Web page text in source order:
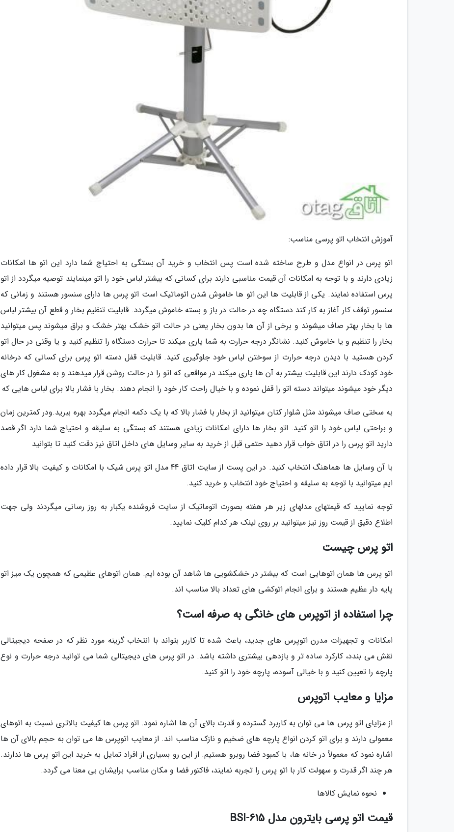
آموزش انتخاب اتو پرسی مناسب:
اتو پرس در انواع مدل و طرح ساخته شده است پس انتخاب و خرید آن بستگی به احتیاج شما دارد این اتو ها امکانات
زیادی دارند و با توجه به امکانات آن قیمت مناسبی دارند برای کسانی که بیشتر لباس خود را اتو مینمایند توصیه میگردد از اتو
پرس استفاده نمایند. یکی از قابلیت ها این اتو ها خاموش شدن اتوماتیک است اتو پرس ها دارای سنسور هستند و زمانی که
سنسور توقف کار آغاز به کار کند دستگاه چه در حالت در باز و بسته خاموش میگردد. قابلیت تنظیم بخار و قطع آن بیشتر لباس
ها با بخار بهتر صاف میشوند و برخی از آن ها بدون بخار یعنی در حالت اتو خشک بهتر خشک و براق میشوند پس میتوانید
بخار را تنظیم و یا خاموش کنید. نشانگر درجه حرارت به شما یاری میکند تا حرارت دستگاه را تنظیم کنید و یا وقتی در حال اتو
کردن هستید با دیدن درجه حرارت از سوختن لباس خود جلوگیری کنید. قابلیت قفل دسته اتو پرس برای کسانی که درخانه
خود کودک دارند این قابلیت بیشتر به آن ها یاری میکند در مواقعی که اتو را در حالت روشن قرار میدهند و به مشغول کار های
دیگر خود میشوند میتواند دسته اتو را قفل نموده و با خیال راحت کار خود را انجام دهند. بخار با فشار بالا برای لباس هایی که
به سختی صاف میشوند مثل شلوار کتان میتوانید از بخار با فشار بالا که با یک دکمه انجام میگردد بهره ببرید.ودر کمترین زمان
و براحتی لباس خود را اتو کنید. اتو بخار ها دارای امکانات زیادی هستند که بستگی به سلیقه و احتیاج شما دارد اگر قصد
دارید اتو پرس را در اتاق خواب قرار دهید حتمی قبل از خرید به سایر وسایل های داخل اتاق نیز دقت کنید تا بتوانید
با آن وسایل ها هماهنگ انتخاب کنید. در این پست از سایت اتاق 44 مدل اتو پرس شیک با امکانات و کیفیت بالا قرار داده
ایم میتوانید با توجه به سلیقه و احتیاج خود انتخاب و خرید کنید.
توجه نمایید که قیمتهای مدلهای زیر هر هفته بصورت اتوماتیک از سایت فروشنده یکبار به روز رسانی میگردند ولی جهت
اطلاع دقیق از قیمت روز نیز میتوانید بر روی لینک هر کدام کلیک نمایید.
اتو پرس چیست
اتو پرس ها همان اتوهایی است که بیشتر در خشکشویی ها شاهد آن بوده ایم. همان اتوهای عظیمی که همچون یک میز اتو
پایه دار عظیم هستند و برای انجام اتوکشی های تعداد بالا مناسب اند.
چرا استفاده از اتوپرس های خانگی به صرفه است؟
امکانات و تجهیزات مدرن اتوپرس های جدید، باعث شده تا کاربر بتواند با انتخاب گزینه مورد نظر که در صفحه دیجیتالی
نقش می بندد، کارکرد ساده تر و بازدهی بیشتری داشته باشد. در اتو پرس های دیجیتالی شما می توانید درجه حرارت و نوع
پارچه را تعیین کنید و با خیالی آسوده، پارچه خود را اتو کنید.
مزایا و معایب اتوپرس
از مزایای اتو پرس ها می توان به کاربرد گسترده و قدرت بالای آن ها اشاره نمود. اتو پرس ها کیفیت بالاتری نسبت به اتوهای
معمولی دارند و برای اتو کردن انواع پارچه های ضخیم و نازک مناسب اند. از معایب اتوپرس ها می توان به حجم بالای آن ها
اشاره نمود که معمولاً در خانه ها، با کمبود فضا روبرو هستیم. از این رو بسیاری از افراد تمایل به خرید این اتو پرس ها ندارند.
هر چند اگر قدرت و سهولت کار با اتو پرس را تجربه نمایند، فاکتور فضا و مکان مناسب برایشان بی معنا می گردد.
نحوه نمایش کالاها
قیمت اتو پرسی بایترون مدل BSI-615